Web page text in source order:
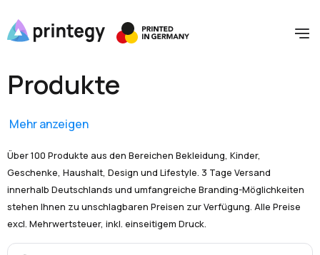
Produkte
Mehr anzeigen
Über 100 Produkte aus den Bereichen Bekleidung, Kinder,
Geschenke, Haushalt, Design und Lifestyle. 3 Tage Versand
innerhalb Deutschlands und umfangreiche Branding-Möglichkeiten
stehen Ihnen zu unschlagbaren Preisen zur Verfügung. Alle Preise
excl. Mehrwertsteuer, inkl. einseitigem Druck.